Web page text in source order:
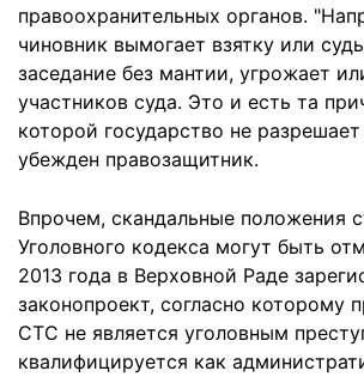
правоохранительных органов.
чиновник вымогает взятку или
заседание без мантии, угрожает
участников суда. Это и есть та
которой государство не
убежден правозащитник.
Впрочем, скандальные положения
Уголовного кодекса могут быть
2013 года в Верховной Раде
законопроект, согласно которому
СТС не является уголовным
квалифицируется как